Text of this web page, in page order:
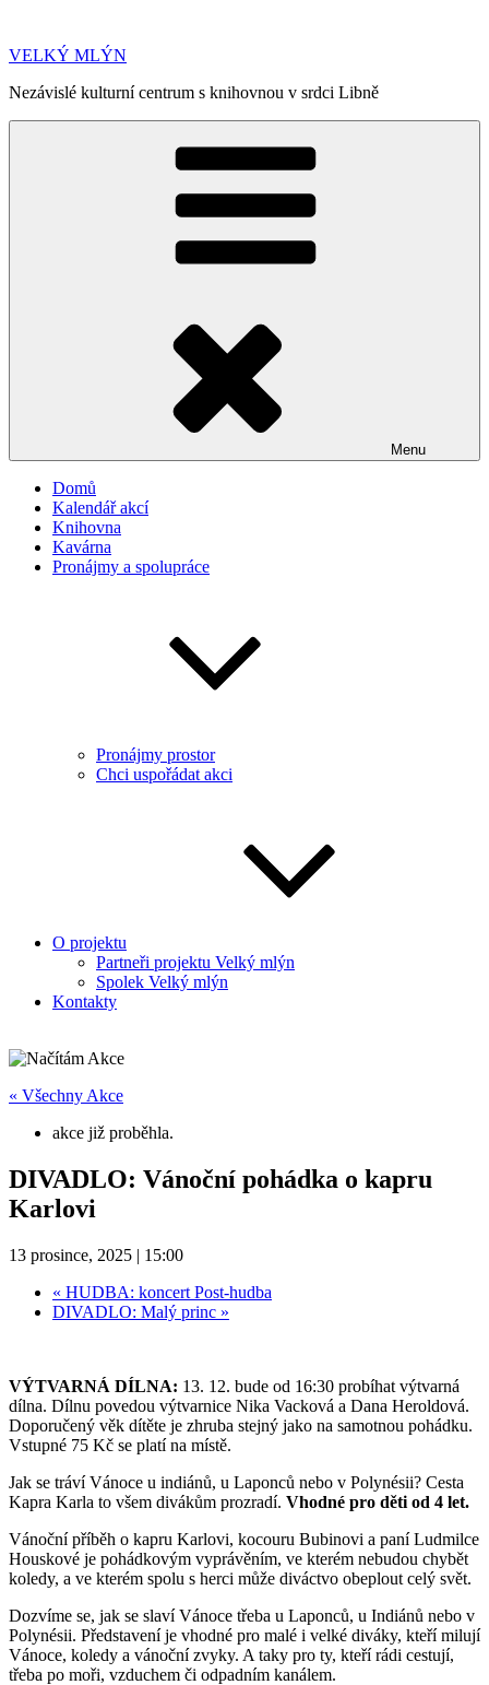
obsahu
VELKÝ MLÝN
Nezávislé kulturní centrum s knihovnou v srdci Libně
Menu
Domů
Kalendář akcí
Knihovna
Kavárna
Pronájmy a spolupráce
Pronájmy prostor
Chci uspořádat akci
O projektu
Partneři projektu Velký mlýn
Spolek Velký mlýn
Kontakty
« Všechny Akce
akce již proběhla.
DIVADLO: Vánoční pohádka o kapru
Karlovi
13 prosince, 2025 | 15:00
« HUDBA: koncert Post-hudba
DIVADLO: Malý princ »
VÝTVARNÁ DÍLNA: 13. 12. bude od 16:30 probíhat výtvarná
dílna. Dílnu povedou výtvarnice Nika Vacková a Dana Heroldová.
Doporučený věk dítěte je zhruba stejný jako na samotnou pohádku.
Vstupné 75 Kč se platí na místě.
Jak se tráví Vánoce u indiánů, u Laponců nebo v Polynésii? Cesta
Kapra Karla to všem divákům prozradí. Vhodné pro děti od 4 let.
Vánoční příběh o kapru Karlovi, kocouru Bubinovi a paní Ludmilce
Houskové je pohádkovým vyprávěním, ve kterém nebudou chybět
koledy, a ve kterém spolu s herci může diváctvo obeplout celý svět.
Dozvíme se, jak se slaví Vánoce třeba u Laponců, u Indiánů nebo v
Polynésii. Představení je vhodné pro malé i velké diváky, kteří milují
Vánoce, koledy a vánoční zvyky. A taky pro ty, kteří rádi cestují,
třeba po moři, vzduchem či odpadním kanálem.